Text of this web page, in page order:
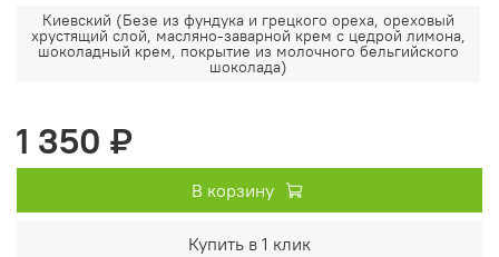
Киевский (Безе из фундука и грецкого ореха, ореховый
хрустящий слой, масляно-заварной крем с цедрой лимона,
шоколадный крем, покрытие из молочного бельгийского
шоколада)
1 350 ₽
В корзину
Купить в 1 клик